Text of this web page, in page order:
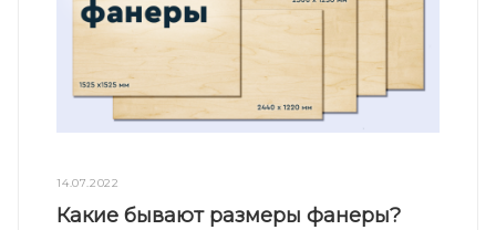
14.07.2022
Какие бывают размеры фанеры?